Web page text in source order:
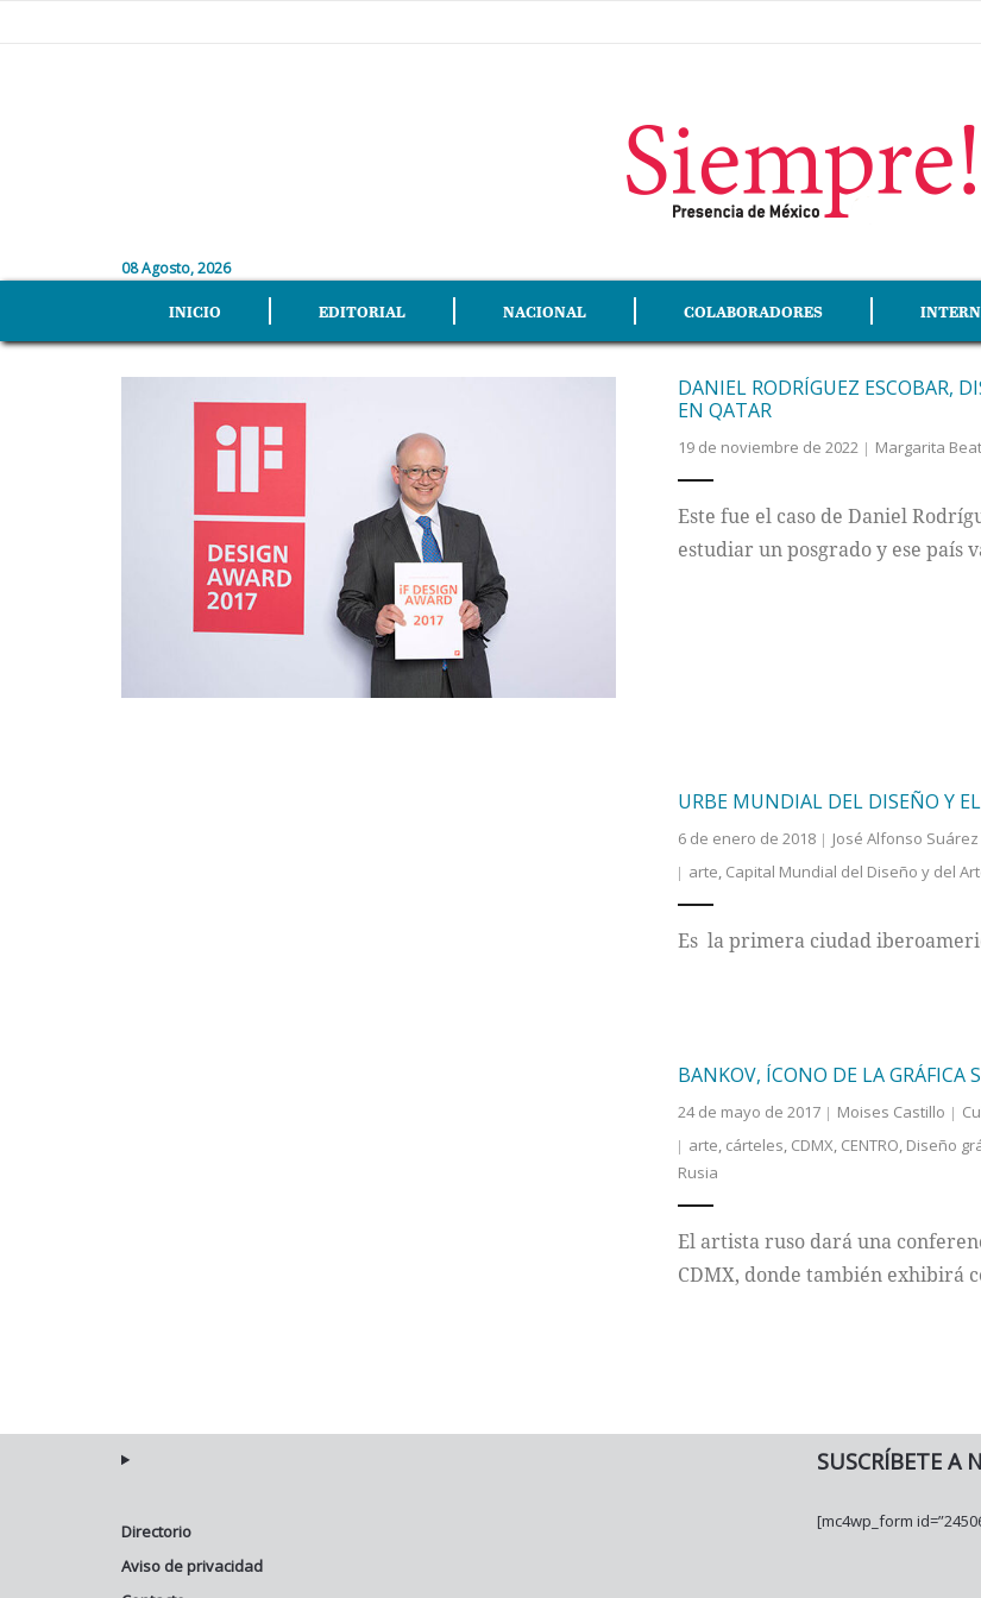
08 Agosto, 2026
INICIO EDITORIAL NACIONAL COLABORADORES
DANIEL RODRÍGUEZ ESCOBAR,
EN QATAR
19 de noviembre de 2022 Margarita
Este fue el caso de Daniel
estudiar un posgrado y ese país
URBE MUNDIAL DEL DISEÑO Y
6 de enero de 2018 José Alfonso
arte, Capital Mundial del Diseño y del
Es la primera ciudad
BANKOV, ÍCONO DE LA GRÁFICA
24 de mayo de 2017 Moises Castillo
arte, cárteles, CDMX, CENTRO, Diseño
Rusia
El artista ruso dará una
CDMX, donde también exhibirá
Directorio
Aviso de privacidad
SUSCRÍBETE A
[mc4wp_form